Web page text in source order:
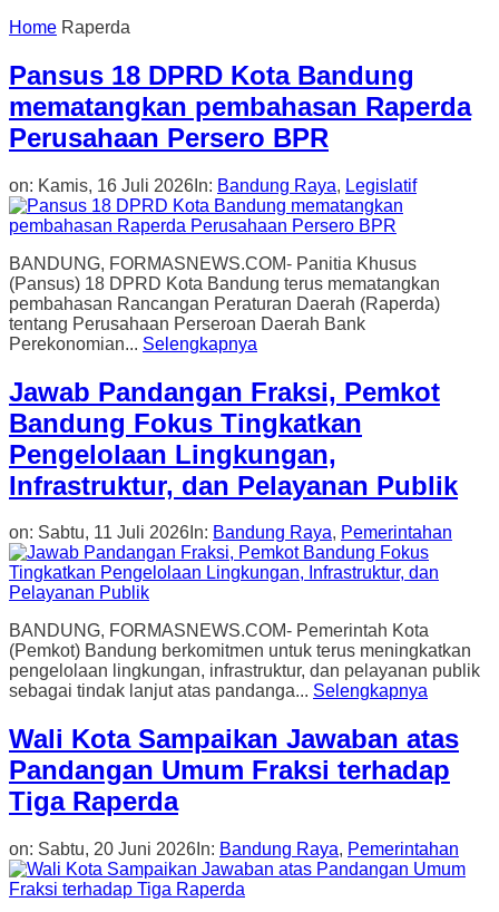
Home Raperda
Pansus 18 DPRD Kota Bandung
mematangkan pembahasan Raperda
Perusahaan Persero BPR
on: Kamis, 16 Juli 2026 In: Bandung Raya, Legislatif
BANDUNG, FORMASNEWS.COM- Panitia Khusus
(Pansus) 18 DPRD Kota Bandung terus mematangkan
pembahasan Rancangan Peraturan Daerah (Raperda)
tentang Perusahaan Perseroan Daerah Bank
Perekonomian... Selengkapnya
Jawab Pandangan Fraksi, Pemkot
Bandung Fokus Tingkatkan
Pengelolaan Lingkungan,
Infrastruktur, dan Pelayanan Publik
on: Sabtu, 11 Juli 2026 In: Bandung Raya, Pemerintahan
BANDUNG, FORMASNEWS.COM- Pemerintah Kota
(Pemkot) Bandung berkomitmen untuk terus meningkatkan
pengelolaan lingkungan, infrastruktur, dan pelayanan publik
sebagai tindak lanjut atas pandanga... Selengkapnya
Wali Kota Sampaikan Jawaban atas
Pandangan Umum Fraksi terhadap
Tiga Raperda
on: Sabtu, 20 Juni 2026 In: Bandung Raya, Pemerintahan